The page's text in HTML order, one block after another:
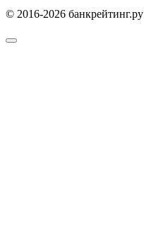
© 2016-2026 банкрейтинг.ру